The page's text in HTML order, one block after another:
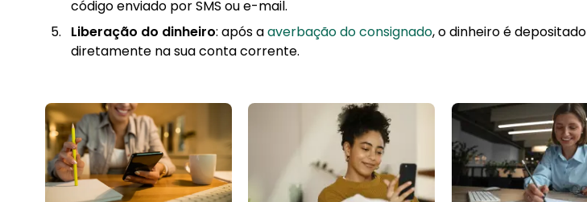
código enviado por SMS ou e-mail.
Liberação do dinheiro: após aaverbação do consignado, o dinheiro é depositado
diretamente na sua conta corrente.